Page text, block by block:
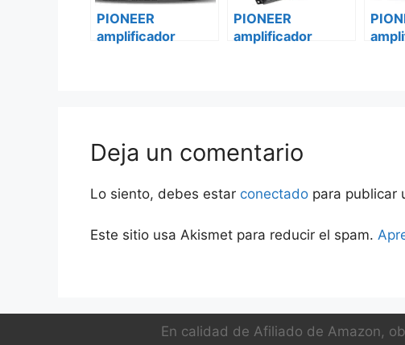
PIONEER
amplificador
PIONEER
amplificador
Deja un comentario
Lo siento, debes estar conectado para publicar
Este sitio usa Akismet para reducir el spam.
En calidad de Afiliado de Amazon,